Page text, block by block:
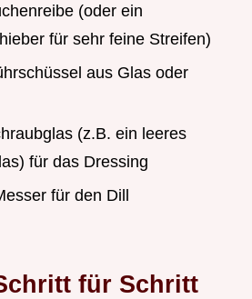
(oder ein
für sehr feine Streifen)
aus Glas oder
(z.B. ein leeres
für das Dressing
für den Dill
für Schritt